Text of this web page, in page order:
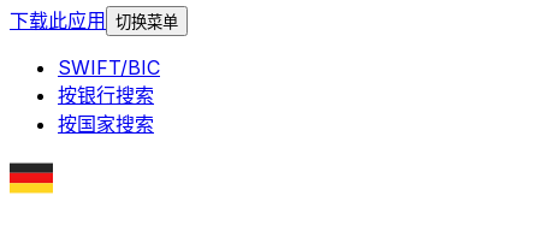
下载此应用
切换菜单
SWIFT/BIC
按银行搜索
按国家搜索